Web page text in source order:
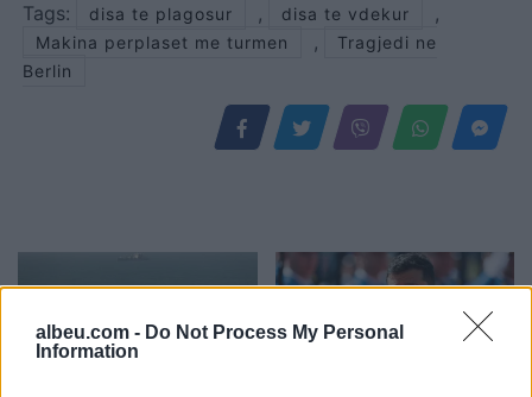
albeu.com - Do Not Process My Personal
Information
Tags:
disa te plagosur , disa te vdekur ,
Makina perplaset me turmen ,
Tragjedi ne
Berlin